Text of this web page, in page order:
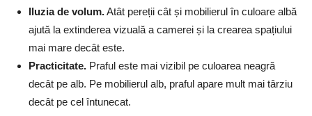
Iluzia de volum.Atât pereții cât și mobilierul în culoare albă
ajută la extinderea vizuală a camerei și la crearea spațiului
mai mare decât este.
Practicitate. Praful este mai vizibil pe culoarea neagră
decât pe alb. Pe mobilierul alb, praful apare mult mai târziu
decât pe cel întunecat.